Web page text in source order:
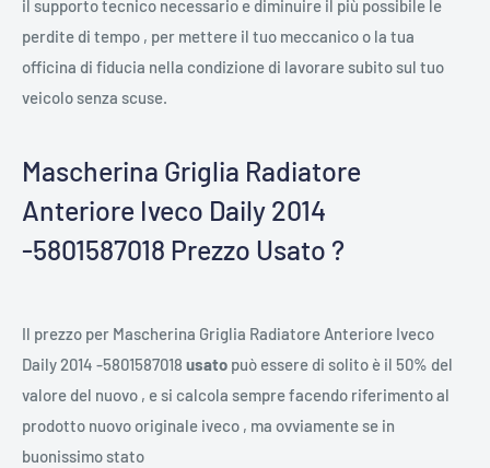
il supporto tecnico necessario e diminuire il più possibile le
perdite di tempo , per mettere il tuo meccanico o la tua
officina di fiducia nella condizione di lavorare subito sul tuo
veicolo senza scuse.
Mascherina Griglia Radiatore
Anteriore Iveco Daily 2014
-5801587018 Prezzo Usato ?
Il prezzo per Mascherina Griglia Radiatore Anteriore Iveco
Daily 2014 -5801587018 usato può essere di solito è il 50% del
valore del nuovo , e si calcola sempre facendo riferimento al
prodotto nuovo originale iveco , ma ovviamente se in
buonissimo stato